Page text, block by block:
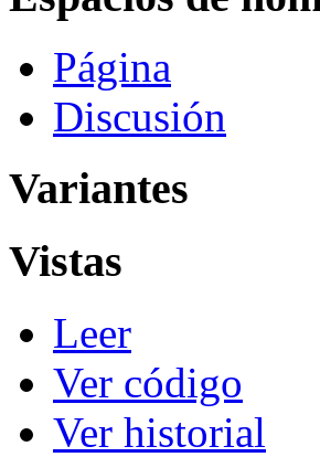
Página
Discusión
Variantes
Vistas
Leer
Ver código
Ver historial